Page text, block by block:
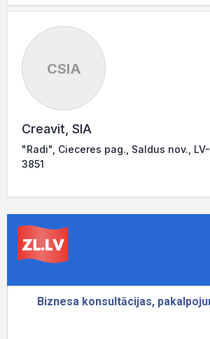
CSIA
Creavit, SIA
"Radi", Cieceres pag., Saldus nov., LV-
3851